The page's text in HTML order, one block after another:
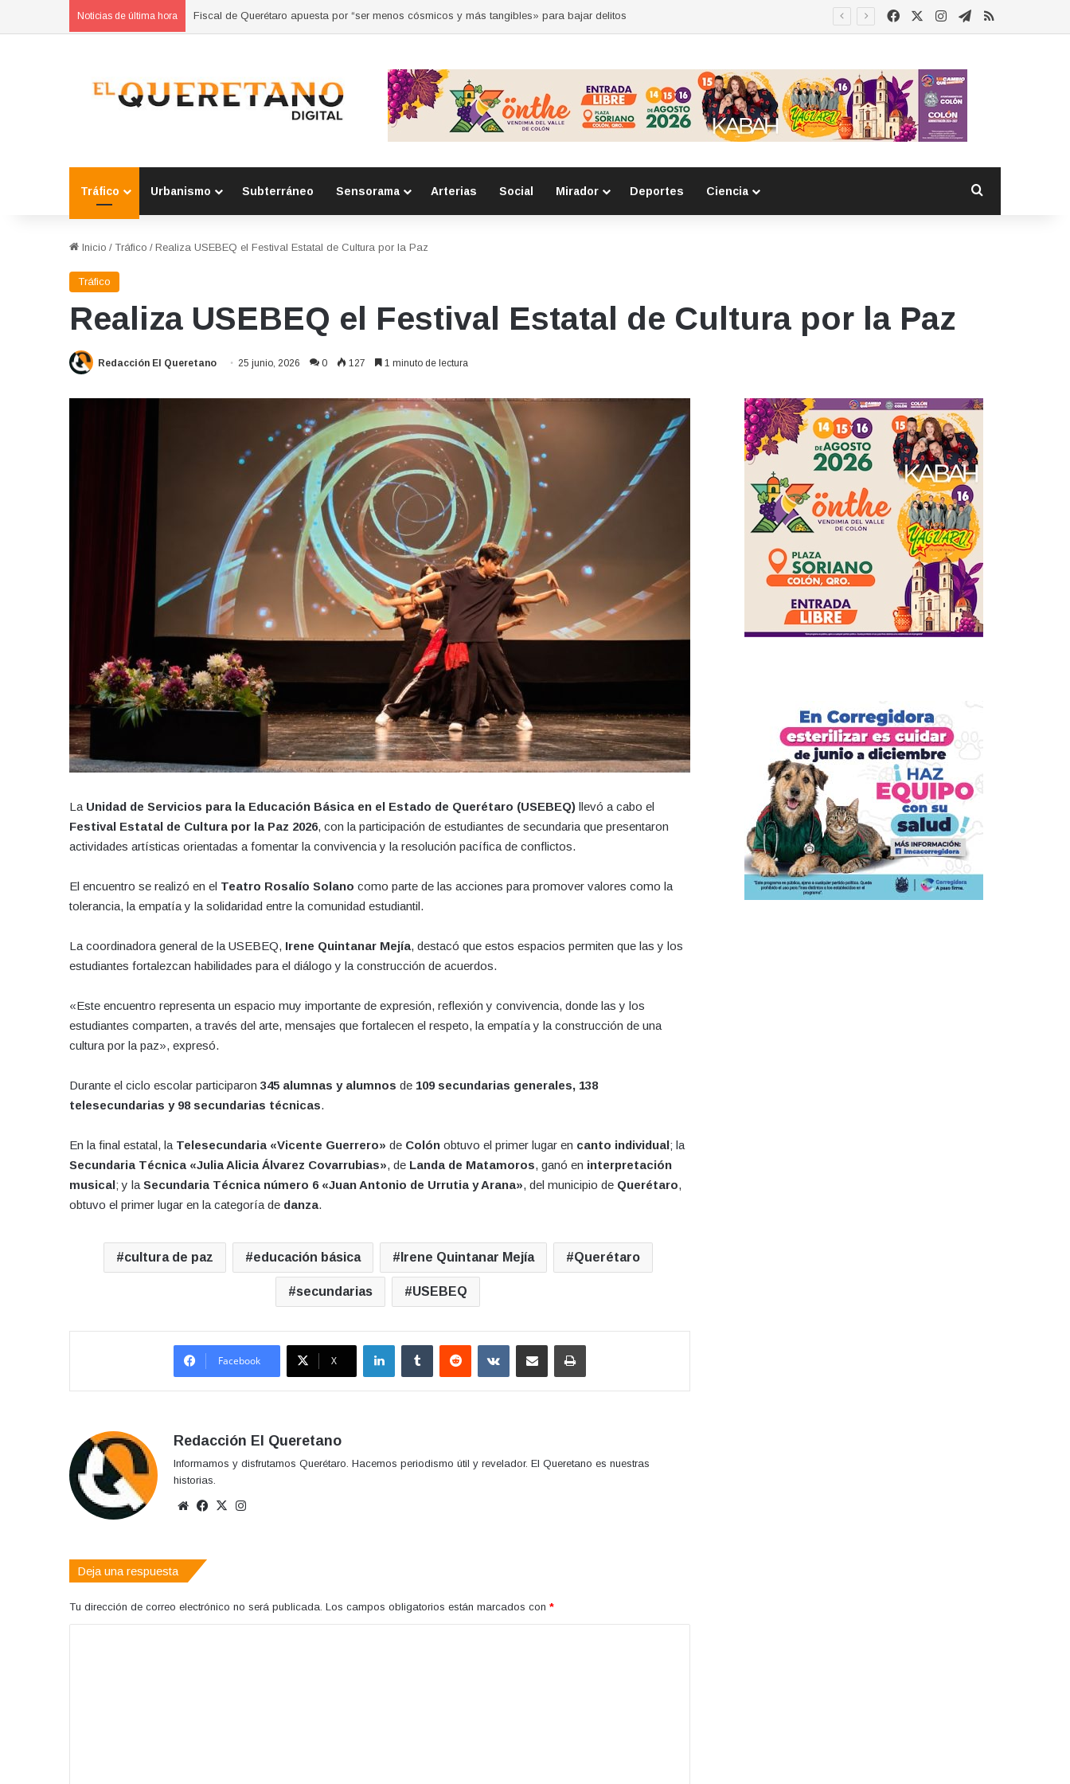
Noticias de última hora Refuerzan municipios coordinación por la seguridad durante sesión estatal realizada en La Llave FacebookInstagram
Telegram
RSS
Tráfico Urbanismo Subterráneo Sensorama Arterias Social Mirador Deportes Ciencia
Inicio / Tráfico / Realiza USEBEQ el Festival Estatal de Cultura por la Paz
Tráfico
Realiza USEBEQ el Festival Estatal de Cultura por la Paz
Redacción El Queretano 25 junio, 2026 0 127 1 minuto de lectura
La Unidad de Servicios para la Educación Básica en el Estado de Querétaro (USEBEQ) llevó a cabo el
Festival Estatal de Cultura por la Paz 2026, con la participación de estudiantes de secundaria que presentaron
actividades artísticas orientadas a fomentar la convivencia y la resolución pacífica de conflictos.
El encuentro se realizó en el Teatro Rosalío Solano como parte de las acciones para promover valores como la
tolerancia, la empatía y la solidaridad entre la comunidad estudiantil.
La coordinadora general de la USEBEQ, Irene Quintanar Mejía, destacó que estos espacios permiten que las y los
estudiantes fortalezcan habilidades para el diálogo y la construcción de acuerdos.
«Este encuentro representa un espacio muy importante de expresión, reflexión y convivencia, donde las y los
estudiantes comparten, a través del arte, mensajes que fortalecen el respeto, la empatía y la construcción de una
cultura por la paz», expresó.
Durante el ciclo escolar participaron 345 alumnas y alumnos de 109 secundarias generales, 138
telesecundarias y 98 secundarias técnicas.
En la final estatal, la Telesecundaria «Vicente Guerrero» de Colón obtuvo el primer lugar en canto individual; la
Secundaria Técnica «Julia Alicia Álvarez Covarrubias», de Landa de Matamoros, ganó en interpretación
musical; y la Secundaria Técnica número 6 «Juan Antonio de Urrutia y Arana», del municipio de Querétaro,
obtuvo el primer lugar en la categoría de danza.
cultura de paz educación básica Irene Quintanar Mejía Querétaro
secundarias USEBEQ
Facebook X
LinkedInTumblr Reddit VKontakteCompartir por correo electrónicoImprimir
Redacción El Queretano
Informamos y disfrutamos Querétaro. Hacemos periodismo útil y revelador. El Queretano es nuestras
historias.
Sitio
Facebook
X
Deja una respuesta
Tu dirección de correo electrónico no será publicada. Los campos obligatorios están marcados con *